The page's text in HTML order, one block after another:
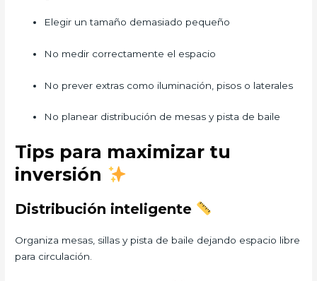
Elegir un tamaño demasiado pequeño
No medir correctamente el espacio
No prever extras como iluminación, pisos o laterales
No planear distribución de mesas y pista de baile
Tips para maximizar tu
inversión
Distribución inteligente
Organiza mesas, sillas y pista de baile dejando espacio libre
para circulación.